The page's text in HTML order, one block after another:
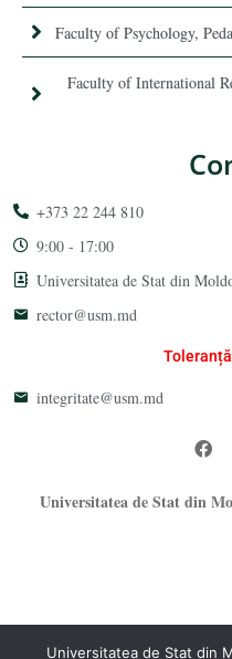
Faculty of Psychology,
Faculty of International
+373 22 244 810
9:00 - 17:00
Universitatea de Stat din
rector@usm.md
integritate@usm.md
Universitatea de Stat din
Universitatea de Stat din